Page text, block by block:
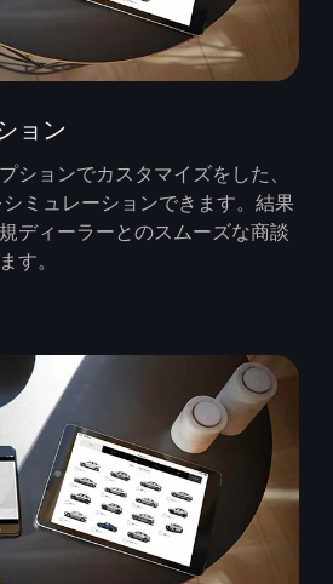
ョン
ションでカスタマイズをした、
ミュレーションできます。結果
ディーラーとのスムーズな商談
す。